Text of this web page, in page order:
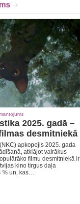
2025. gadā –
desmitniekā
apkopojis 2025. gada
atklājot vairākus
filmu desmitniekā ir
kino tirgus daļa
% un, kas…